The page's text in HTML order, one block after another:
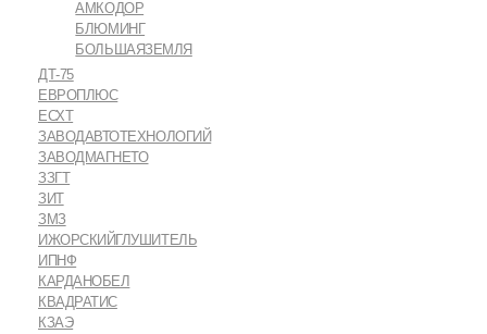
АМКОДОР
БЛЮМИНГ
БОЛЬШАЯЗЕМЛЯ
ДТ-75
ЕВРОПЛЮС
ЕСХТ
ЗАВОДАВТОТЕХНОЛОГИЙ
ЗАВОДМАГНЕТО
ЗЗГТ
ЗИТ
ЗМЗ
ИЖОРСКИЙГЛУШИТЕЛЬ
ИПНФ
КАРДАНОБЕЛ
КВАДРАТИС
КЗАЭ